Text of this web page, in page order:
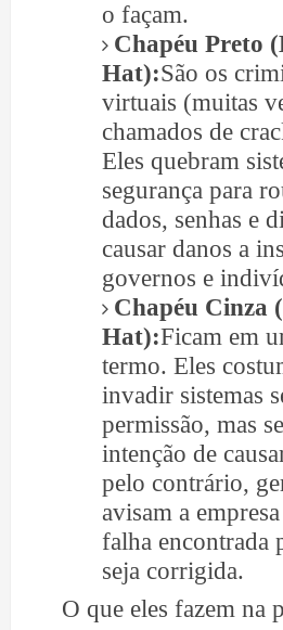
o façam.
Chapéu Preto
Hat):São os
virtuais (muitas
chamados de
Eles quebram
segurança para
dados, senhas e
causar danos a
governos e
Chapéu Cinza
Hat):Ficam em
termo. Eles
invadir sistemas
permissão, mas
intenção de
pelo contrário,
avisam a
falha encontrada
seja corrigida.
O que eles fazem na